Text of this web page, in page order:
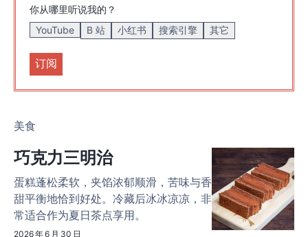
你从哪里听说我的？
YouTube
B 站 小红书 搜索引擎 其它
美食
巧克力三明治
蛋糕蓬松柔软，夹馅浓郁顺滑，苦味与香
甜平衡地恰到好处。冷藏后冰冰凉凉，非
常适合作为夏日茶点享用。
2026 年 6 月 30 日